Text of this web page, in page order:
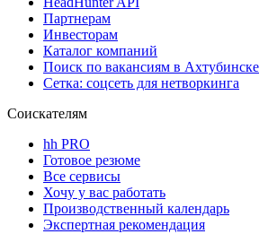
Партнерам
Инвесторам
Каталог компаний
Поиск по вакансиям в Ахтубинске
Сетка: соцсеть для нетворкинга
Соискателям
hh PRO
Готовое резюме
Все сервисы
Хочу у вас работать
Производственный календарь
Экспертная рекомендация